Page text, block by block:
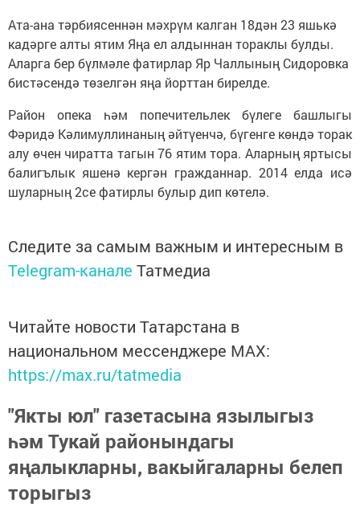
Ата-ана тәрбиясеннән мәхрүм калган 18дән 23 яшькә
кадәрге алты ятим Яңа ел алдыннан тораклы булды.
Аларга бер бүлмәле фатирлар Яр Чаллының Сидоровка
бистәсендә төзелгән яңа йорттан бирелде.
Район опека һәм попечительлек бүлеге башлыгы
Фәридә Кәлимуллинаның әйтүенчә, бүгенге көндә торак
алу өчен чиратта тагын 76 ятим тора. Аларның яртысы
балигълык яшенә кергән гражданнар. 2014 елда исә
шуларның 2се фатирлы булыр дип көтелә.
Следите за самым важным и интересным в
Telegram-канале Татмедиа
Читайте новости Татарстана в
национальном мессенджере MАХ:
https://max.ru/tatmedia
"Якты юл" газетасына язылыгыз
һәм Тукай районындагы
яңалыкларны, вакыйгаларны белеп
торыгыз